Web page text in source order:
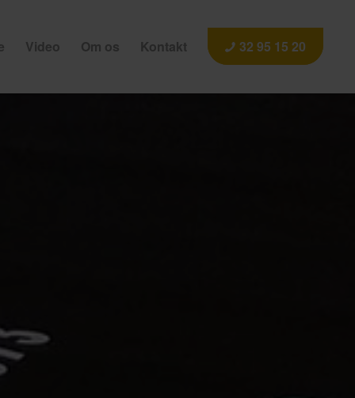
Video Om os Kontakt 32 95 15 20